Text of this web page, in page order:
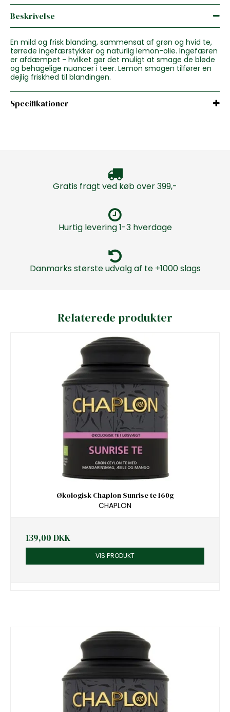
Beskrivelse
En mild og frisk blanding, sammensat af grøn og hvid te,
tørrede ingefærstykker og naturlig lemon-olie. Ingefæren
er afdæmpet - hvilket gør det muligt at smage de bløde
og behagelige nuancer i teer. Lemon smagen tilfører en
dejlig friskhed til blandingen.
Specifikationer
Gratis fragt ved køb over 399,-
Hurtig levering 1-3 hverdage
Danmarks største udvalg af te +1000 slags
Relaterede produkter
Økologisk Chaplon Sunrise te 160g
CHAPLON
139,00 DKK
VIS PRODUKT